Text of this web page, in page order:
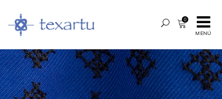
MENÚ
0